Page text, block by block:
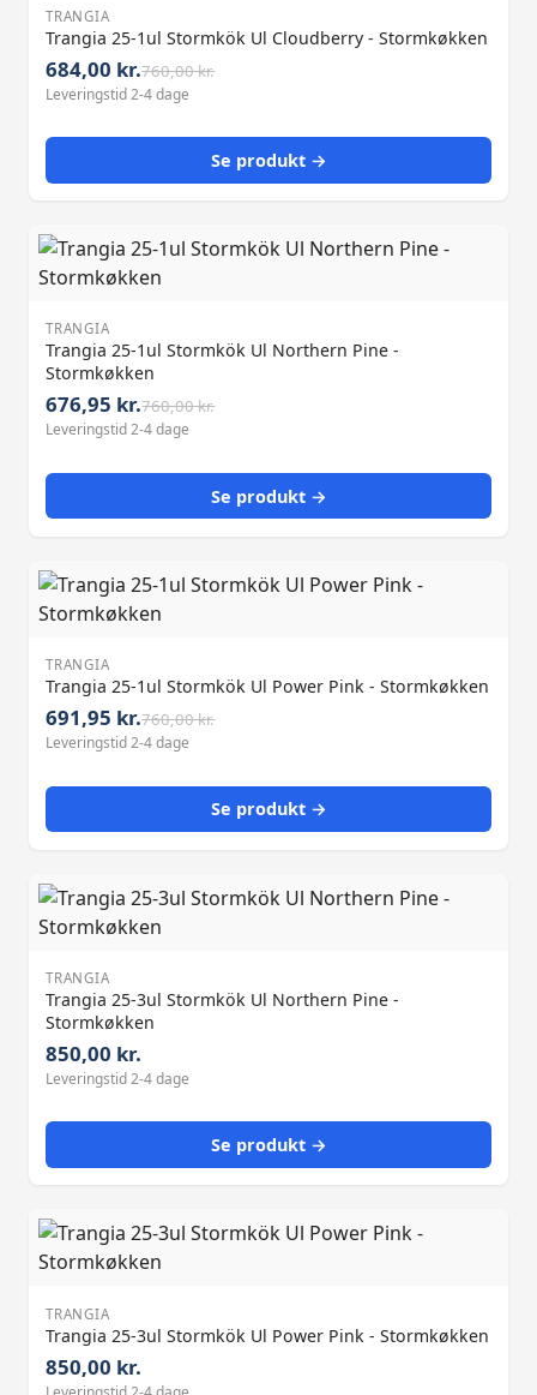
TRANGIA
Trangia 25-1ul Stormkök Ul Cloudberry - Stormkøkken
684,00 kr.760,00 kr.
Leveringstid 2-4 dage
Se produkt →
TRANGIA
Trangia 25-1ul Stormkök Ul Northern Pine -
Stormkøkken
676,95 kr.760,00 kr.
Leveringstid 2-4 dage
Se produkt →
TRANGIA
Trangia 25-1ul Stormkök Ul Power Pink - Stormkøkken
691,95 kr.760,00 kr.
Leveringstid 2-4 dage
Se produkt →
TRANGIA
Trangia 25-3ul Stormkök Ul Northern Pine -
Stormkøkken
850,00 kr.
Leveringstid 2-4 dage
Se produkt →
TRANGIA
Trangia 25-3ul Stormkök Ul Power Pink - Stormkøkken
850,00 kr.